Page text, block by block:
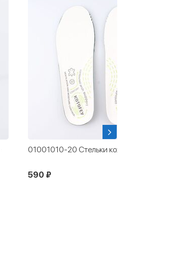
01001010-20 Стельки кожаные
590 ₽